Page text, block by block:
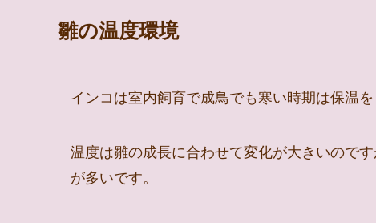
雛の温度環境
インコは室内飼育で成鳥でも寒い時期は保温を
温度は雛の成長に合わせて変化が大きいので
が多いです。